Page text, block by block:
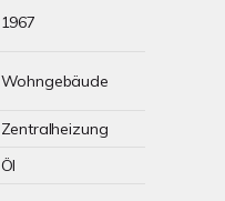
1967
Wohngebäude
Zentralheizung
Öl